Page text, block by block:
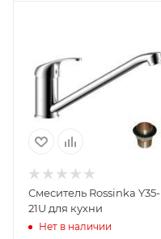
Смеситель Rossinka Y35-
21U для кухни
Нет в наличии